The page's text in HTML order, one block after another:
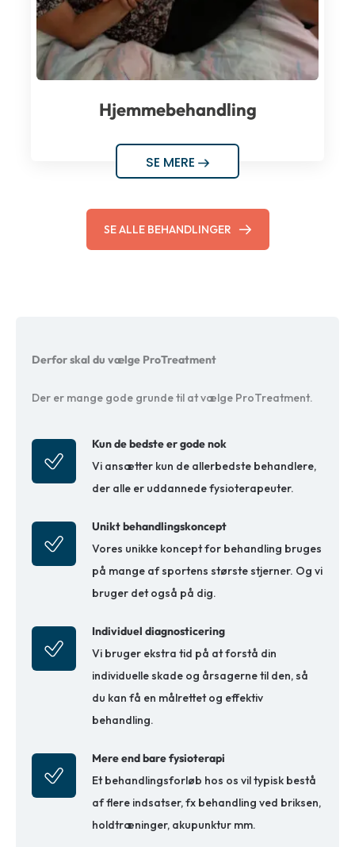
Hjemmebehandling
SE MERE
SE ALLE BEHANDLINGER
Derfor skal du vælge ProTreatment
Der er mange gode grunde til at vælge ProTreatment.
Kun de bedste er gode nok
Vi ansætter kun de allerbedste behandlere,
der alle er uddannede fysioterapeuter.
Unikt behandlingskoncept
Vores unikke koncept for behandling bruges
på mange af sportens største stjerner. Og vi
bruger det også på dig.
Individuel diagnosticering
Vi bruger ekstra tid på at forstå din
individuelle skade og årsagerne til den, så
du kan få en målrettet og effektiv
behandling.
Mere end bare fysioterapi
Et behandlingsforløb hos os vil typisk bestå
af flere indsatser, fx behandling ved briksen,
holdtræninger, akupunktur mm.